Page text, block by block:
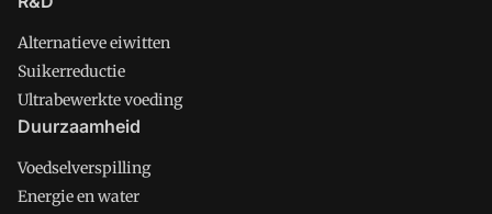
Alternatieve eiwitten
Suikerreductie
Ultrabewerkte voeding
Duurzaamheid
Voedselverspilling
Energie en water